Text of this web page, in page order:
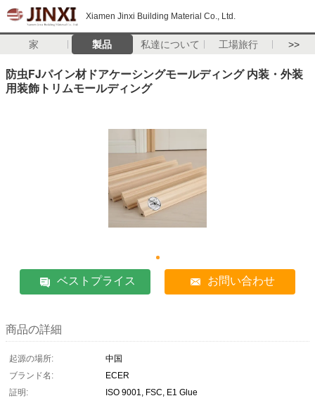
Xiamen Jinxi Building Material Co., Ltd.
家 製品 私達について 工場旅行 >>
防虫FJパイン材ドアケーシングモールディング 内装・外装
用装飾トリムモールディング
ベストプライス お問い合わせ
商品の詳細
起源の場所:
中国
ブランド名:
ECER
証明:
ISO 9001, FSC, E1 Glue